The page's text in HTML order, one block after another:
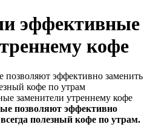
эффективные
кофе
эффективно заменить
кофе по утрам
позволяют эффективно
полезный кофе по утрам.